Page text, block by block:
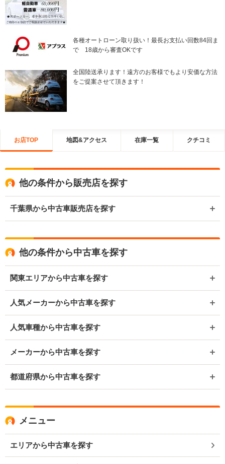
各種オートローン取り扱い！最長お支払い回数84回ま
で 18歳から審査OKです
全国陸送承ります！遠方のお客様でもより安価な方法
をご提案させて頂きます！
お店TOP 地図&アクセス 在庫一覧 クチコミ
他の条件から販売店を探す
千葉県から中古車販売店を探す
他の条件から中古車を探す
関東エリアから中古車を探す
人気メーカーから中古車を探す
人気車種から中古車を探す
メーカーから中古車を探す
都道府県から中古車を探す
メニュー
エリアから中古車を探す